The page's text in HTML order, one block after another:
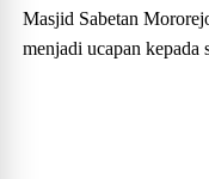
Masjid Sabetan
menjadi ucapan kepada